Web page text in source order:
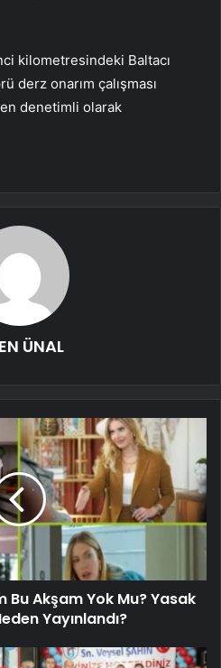
kilometresindeki Baltacı
derz onarım çalışması
denetimli olarak
ÜNAL
Bu Akşam Yok Mu? Yasak
Yayınlandı?